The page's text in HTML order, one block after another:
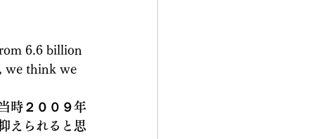
we think we
時２００９年
えられると思